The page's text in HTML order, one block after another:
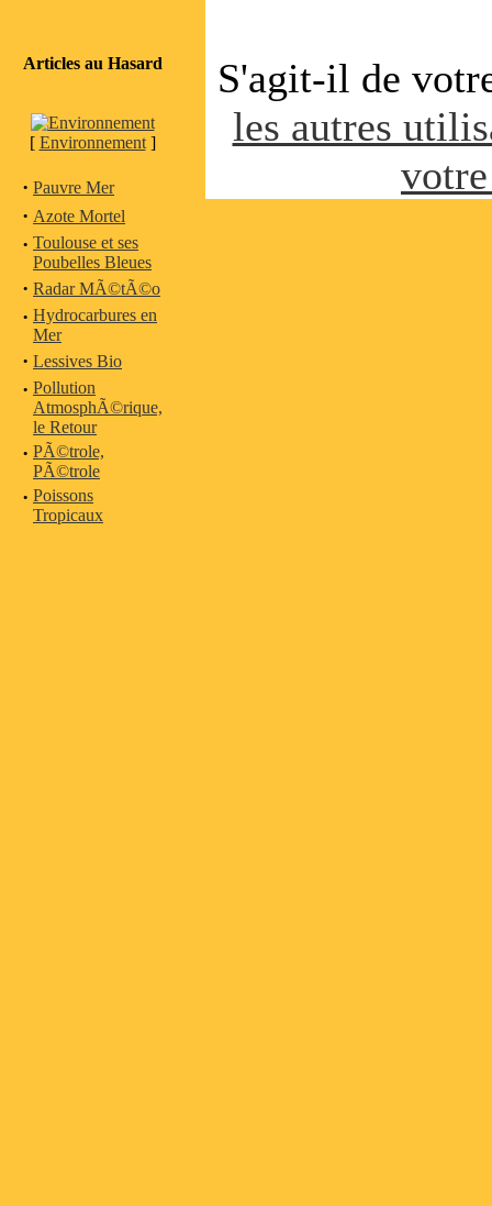
Articles au Hasard
[ Environnement]
· Pauvre Mer
· Azote Mortel
· Toulouse et ses
Poubelles Bleues
· Radar MÃ©tÃ©o
· Hydrocarbures en
Mer
· Lessives Bio
· Pollution
AtmosphÃ©rique,
le Retour
· PÃ©trole,
PÃ©trole
· Poissons
Tropicaux
S'agit-il de
les autres